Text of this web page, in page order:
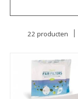
22 producten